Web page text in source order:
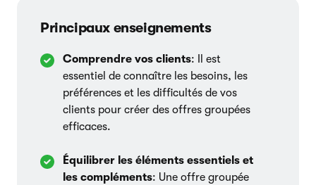
Principaux enseignements
Comprendre vos clients: Il est
essentiel de connaître les besoins, les
préférences et les difficultés de vos
clients pour créer des offres groupées
efficaces.
Équilibrer les éléments essentiels et
les compléments: Une offre groupée